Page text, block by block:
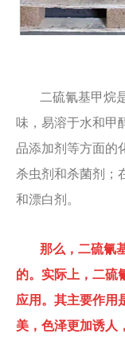
二硫氰基甲烷
味，易溶于水和甲
品添加剂等方面的
杀虫剂和杀菌剂；
和漂白剂。
那么，二硫氰
的。实际上，二硫
应用。其主要作用
美，色泽更加诱人